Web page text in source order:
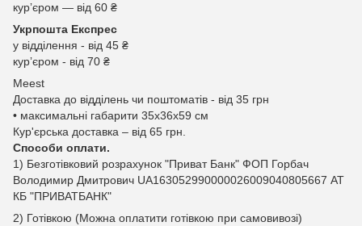
курʼєром — від 60 ₴
Укрпошта Експрес
у відділення - від 45 ₴
курʼєром - від 70 ₴
Meest
Доставка до відділень чи поштоматів - від 35 грн
• максимальні габарити 35x36x59 см
Кур'єрська доставка – від 65 грн.
Способи оплати.
1) Безготівковий розрахунок "Приват Банк" ФОП Горбач
Володимир Дмитрович UA163052990000026009040805667 АТ
КБ "ПРИВАТБАНК"
2) Готівкою (Можна оплатити готівкою при самовивозі)